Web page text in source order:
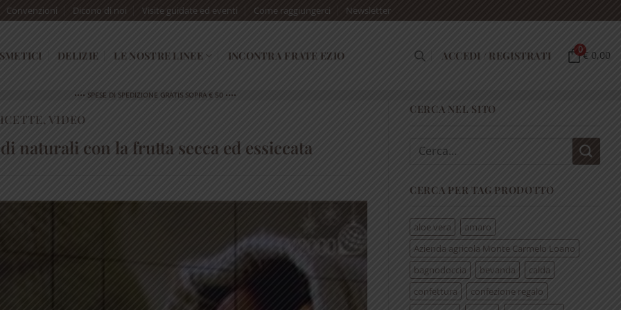
Convenzioni Dicono di noi Visite guidate ed eventi Come raggiungerci Newsletter
DELIZIE LE NOSTRE LINEE INCONTRA FRATE EZIO ACCEDI / REGISTRATI 0€ 0,00
•••• SPESE DI SPEDIZIONE GRATIS SOPRA € 50 ••••
,VIDEO
naturali con la frutta secca ed essiccata
CERCA NEL SITO
Cerca:
CERCA PER TAG PRODOTTO
aloe vera
amaro
Azienda agricola Monte Carmelo Loano
bagnodoccia
bevanda
calda
confettura
confezione regalo